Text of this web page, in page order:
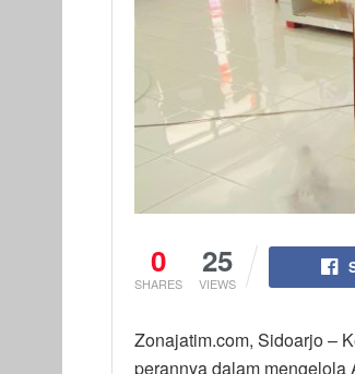
0
SHARES
25
VIEWS
Zonajatim.com, Sidoarjo –
perannya dalam